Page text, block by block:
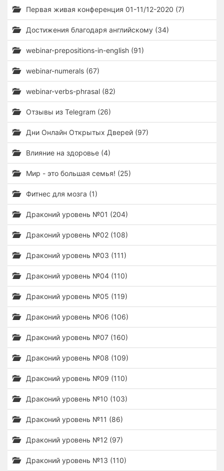
Первая живая конференция 01-11/12-2020 (7)
Достижения благодаря английскому (34)
webinar-prepositions-in-english (91)
webinar-numerals (67)
webinar-verbs-phrasal (82)
Отзывы из Telegram (26)
Дни Онлайн Открытых Дверей (97)
Влияние на здоровье (4)
Мир - это большая семья! (25)
Фитнес для мозга (1)
Драконий уровень №01 (204)
Драконий уровень №02 (108)
Драконий уровень №03 (111)
Драконий уровень №04 (110)
Драконий уровень №05 (119)
Драконий уровень №06 (106)
Драконий уровень №07 (160)
Драконий уровень №08 (109)
Драконий уровень №09 (110)
Драконий уровень №10 (103)
Драконий уровень №11 (86)
Драконий уровень №12 (97)
Драконий уровень №13 (110)